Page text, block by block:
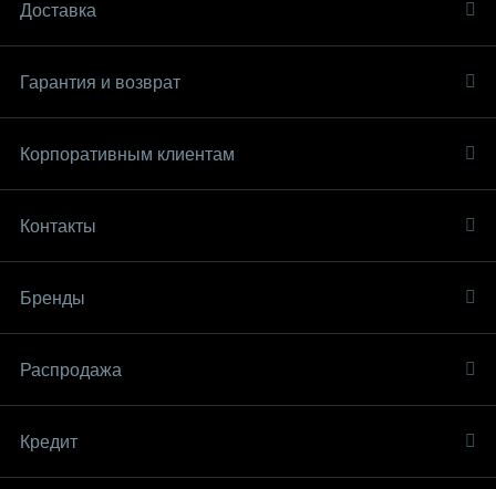
Доставка
Гарантия и возврат
Корпоративным клиентам
Контакты
Бренды
Распродaжа
Кредит